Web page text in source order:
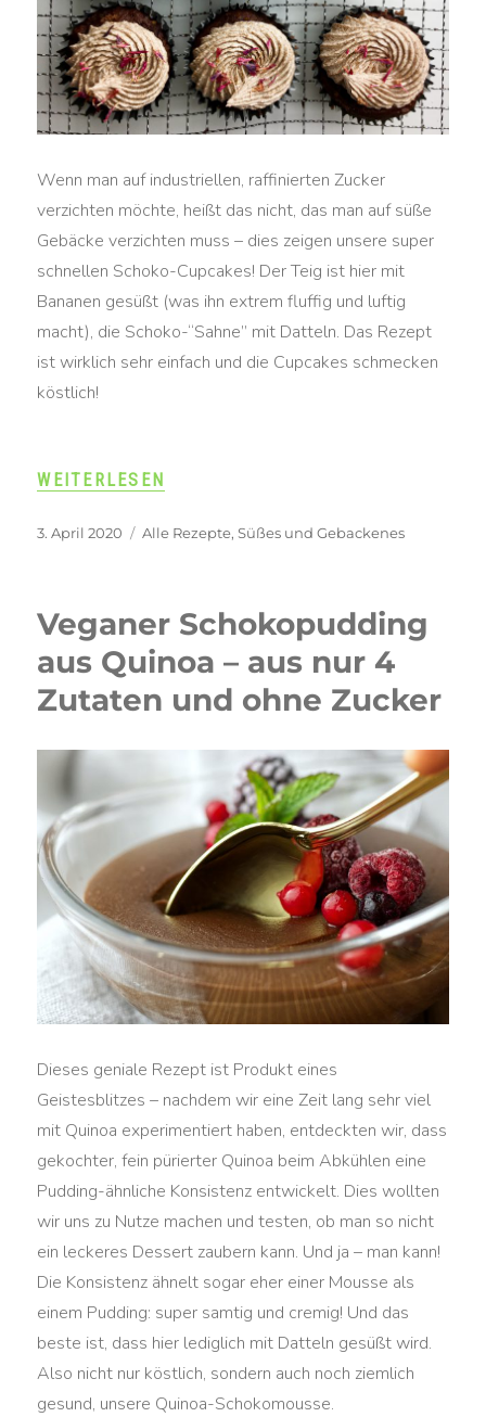
Wenn man auf industriellen, raffinierten Zucker
verzichten möchte, heißt das nicht, das man auf süße
Gebäcke verzichten muss – dies zeigen unsere super
schnellen Schoko-Cupcakes! Der Teig ist hier mit
Bananen gesüßt (was ihn extrem fluffig und luftig
macht), die Schoko-“Sahne” mit Datteln. Das Rezept
ist wirklich sehr einfach und die Cupcakes schmecken
köstlich!
„ZUCKERFREIE, VEGANE SCHOKO-CUPCAKES“
WEITERLESEN
Veröffentlicht
3. April 2020 Kategorien
Alle Rezepte,Süßes und Gebackenes
Veganer Schokopudding
aus Quinoa – aus nur 4
Zutaten und ohne Zucker
Dieses geniale Rezept ist Produkt eines
Geistesblitzes – nachdem wir eine Zeit lang sehr viel
mit Quinoa experimentiert haben, entdeckten wir, dass
gekochter, fein pürierter Quinoa beim Abkühlen eine
Pudding-ähnliche Konsistenz entwickelt. Dies wollten
wir uns zu Nutze machen und testen, ob man so nicht
ein leckeres Dessert zaubern kann. Und ja – man kann!
Die Konsistenz ähnelt sogar eher einer Mousse als
einem Pudding: super samtig und cremig! Und das
beste ist, dass hier lediglich mit Datteln gesüßt wird.
Also nicht nur köstlich, sondern auch noch ziemlich
gesund, unsere Quinoa-Schokomousse.